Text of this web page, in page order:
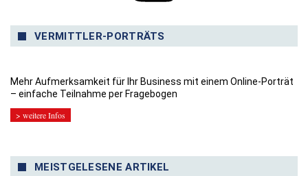
VERMITTLER-PORTRÄTS
Mehr Aufmerksamkeit für Ihr Business mit einem Online-Porträt
– einfache Teilnahme per Fragebogen
> weitere Infos
MEISTGELESENE ARTIKEL